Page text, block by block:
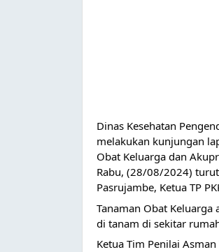
Dinas Kesehatan
melakukan kunjungan
Obat Keluarga dan
Rabu, (28/08/2024) turut
Pasrujambe, Ketua TP
Tanaman Obat
di tanam di sekitar
Ketua Tim Penilai